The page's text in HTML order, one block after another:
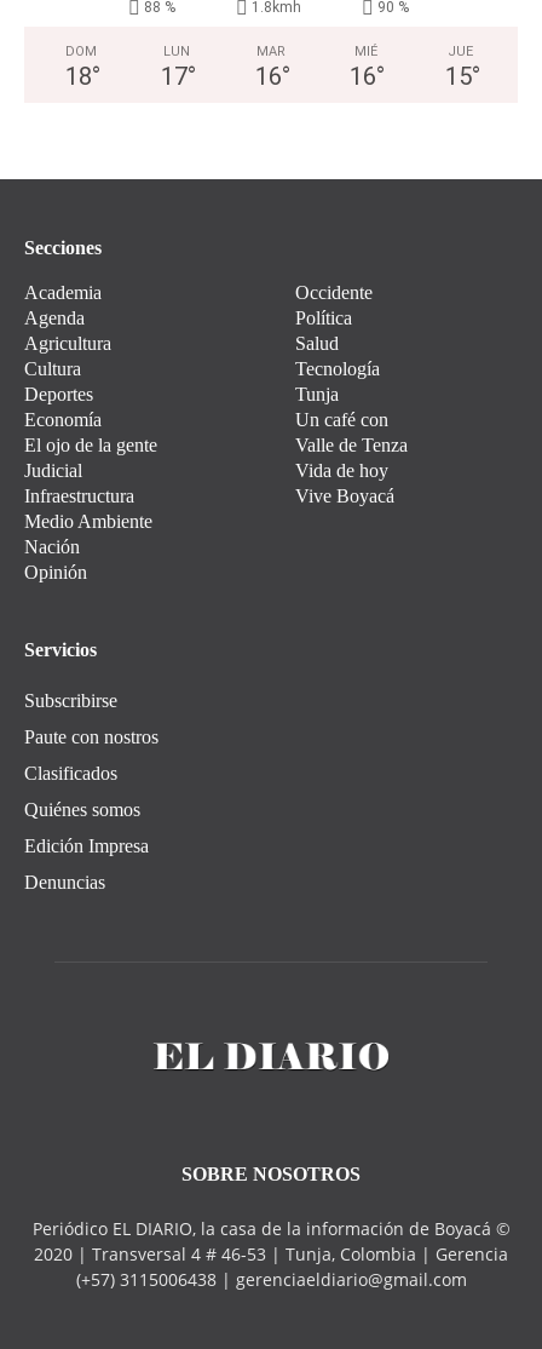
88 % 1.8kmh 90 %
DOM
18°
LUN
17°
MAR
16°
MIÉ
16°
JUE
15°
Secciones
Academia
Agenda
Agricultura
Cultura
Deportes
Economía
El ojo de la gente
Judicial
Infraestructura
Medio Ambiente
Nación
Opinión
Occidente
Política
Salud
Tecnología
Tunja
Un café con
Valle de Tenza
Vida de hoy
Vive Boyacá
Servicios
Subscribirse
Paute con nostros
Clasificados
Quiénes somos
Edición Impresa
Denuncias
SOBRE NOSOTROS
Periódico EL DIARIO, la casa de la información de Boyacá ©
2020 | Transversal 4 # 46-53 | Tunja, Colombia | Gerencia
(+57) 3115006438 | gerenciaeldiario@gmail.com